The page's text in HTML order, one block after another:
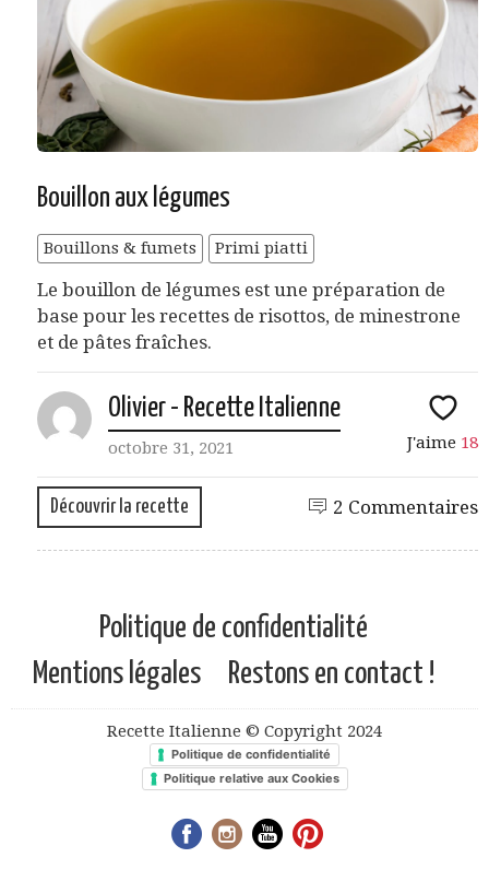
Bouillon aux légumes
Bouillons & fumets Primi piatti
Le bouillon de légumes est une préparation de
base pour les recettes de risottos, de minestrone
et de pâtes fraîches.
Olivier - Recette Italienne
octobre 31, 2021 J'aime 18
Découvrir la recette 2 Commentaires
Politique de confidentialité
Mentions légales
Restons en contact !
Recette Italienne © Copyright 2024
Politique de confidentialité
Politique relative aux Cookies